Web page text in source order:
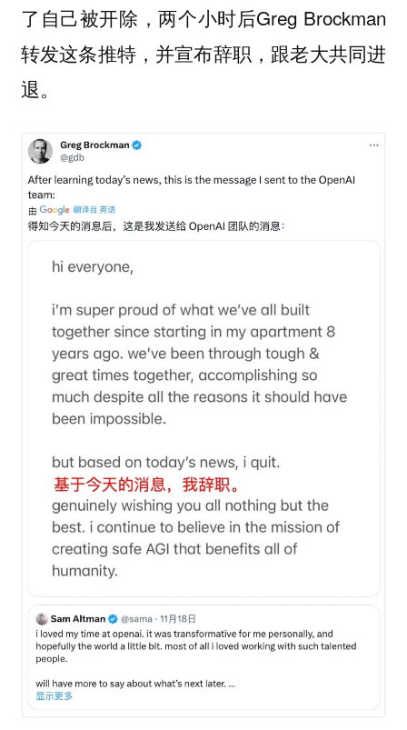
了自己被开除，两个小时后Greg Brockman
转发这条推特，并宣布辞职，跟老大共同进
退。